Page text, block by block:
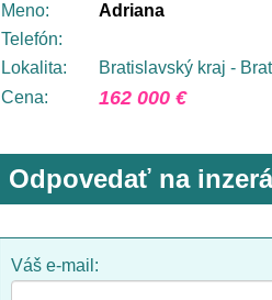
Meno:
Adriana
Telefón:
Lokalita:
Bratislavský kraj -
Cena:
162 000 €
Odpovedať na
Váš e-mail: